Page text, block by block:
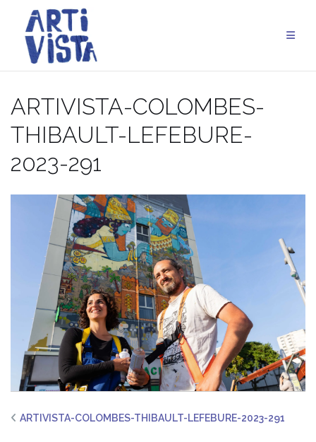
contenu
ARTIVISTA-COLOMBES-
THIBAULT-LEFEBURE-
2023-291
ARTIVISTA-COLOMBES-THIBAULT-LEFEBURE-2023-291